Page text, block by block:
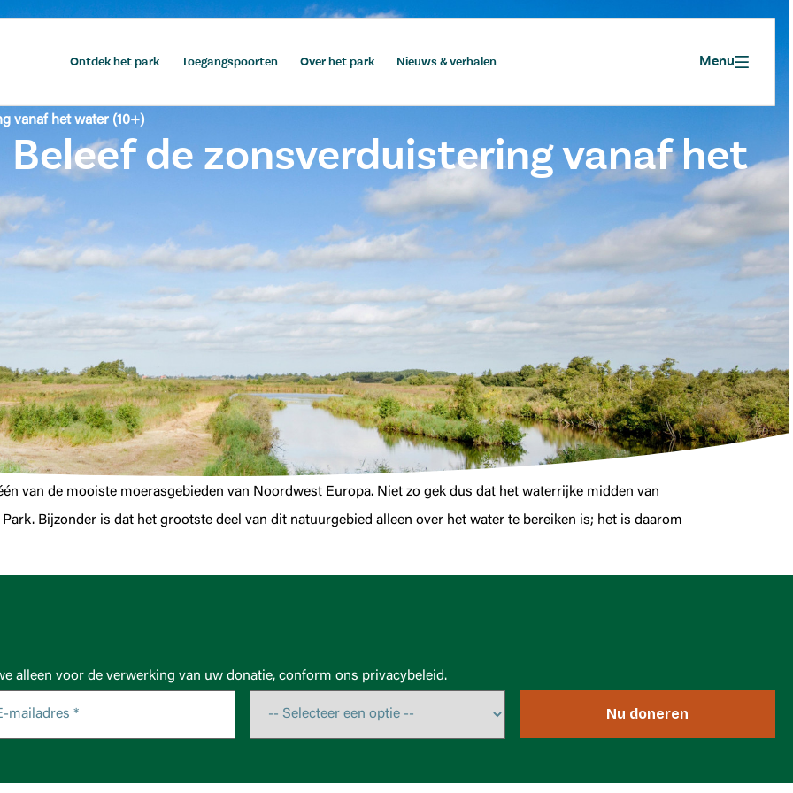
Ontdek het park Toegangspoorten Over het park Nieuws & verhalen Menu
vanaf het water (10+)
Beleef de zonsverduistering vanaf het
van de mooiste moerasgebieden van Noordwest Europa. Niet zo gek dus dat het waterrijke midden van
Bijzonder is dat het grootste deel van dit natuurgebied alleen over het water te bereiken is; het is daarom
alleen voor de verwerking van uw donatie, conform ons privacybeleid.
Nu doneren